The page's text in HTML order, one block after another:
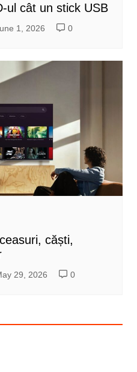
ul cât un stick USB
1, 2026 0
căști,
29, 2026 0